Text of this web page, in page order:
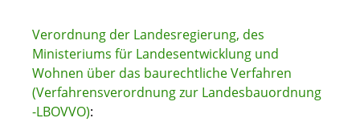
Verordnung der Landesregierung, des
Ministeriums für Landesentwicklung und
Wohnen über das baurechtliche Verfahren
(Verfahrensverordnung zur Landesbauordnung
-LBOVVO):